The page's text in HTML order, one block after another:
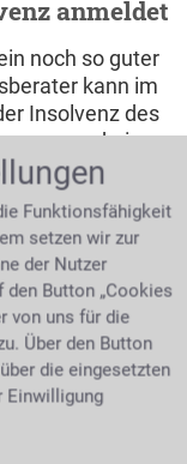
anmeldet
noch so guter
kann im
Insolvenz des
keinen
Gewinn für
Mandanten
Eine Anfrage
Vermögen,
Der
höher als
Funktionsfähigkeit
setzen wir zur
der Nutzer
Button „Cookies
von uns für die
Über den Button
die eingesetzten
Einwilligung